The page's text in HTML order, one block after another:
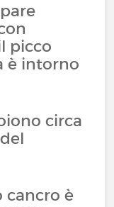
picco
è intorno
circa
cancro è